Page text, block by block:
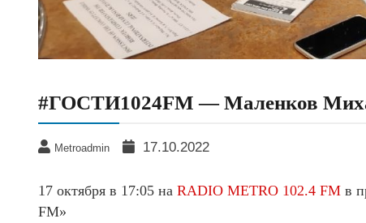
#ГОСТИ1024FM — Маленков
Metroadmin 17.10.2022
17 октября в 17:05 на RADIO METRO 102.4 FM в
FM»